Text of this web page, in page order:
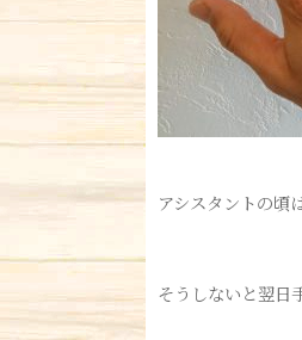
アシスタントの頃
そうしないと翌日